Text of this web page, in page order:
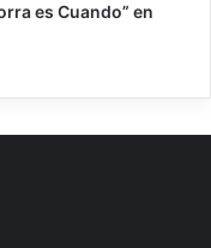
es Cuando” en